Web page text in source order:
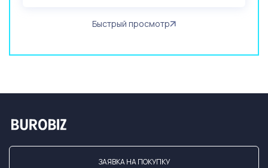
Быстрый просмотр
ЗАЯВКА НА ПОКУПКУ